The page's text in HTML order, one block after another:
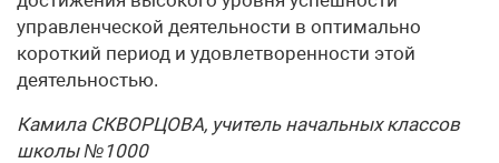
управленческой деятельности в оптимально
короткий период и удовлетворенности этой
деятельностью.
Камила СКВОРЦОВА, учитель начальных классов
школы №1000